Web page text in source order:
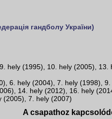
гандболу України)
hely (1995), 10. hely (2005),
6. hely (2004), 7. hely (1998),
14. hely (2012), 16. hely
(2005), 7. hely (2007)
A csapathoz